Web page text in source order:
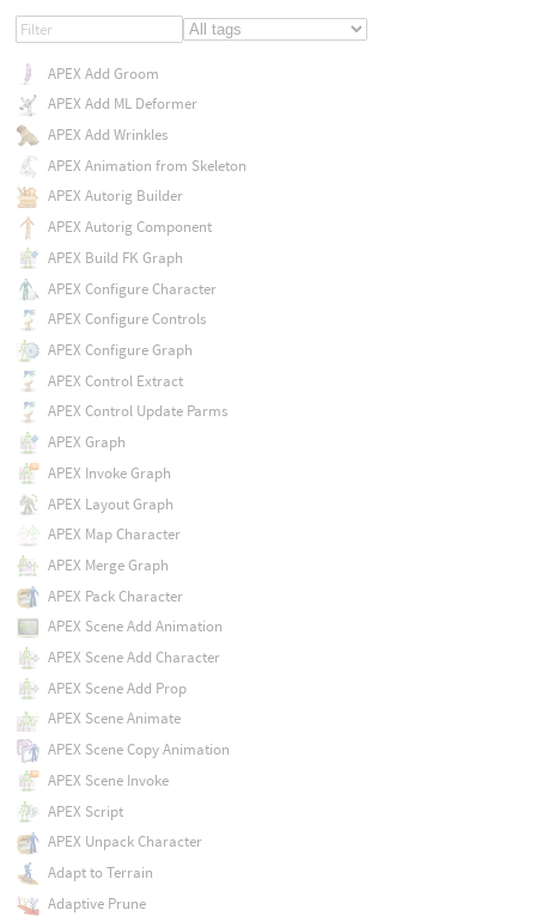
APEX Add Groom
APEX Add ML Deformer
APEX Add Wrinkles
APEX Animation from Skeleton
APEX Autorig Builder
APEX Autorig Component
APEX Build FK Graph
APEX Configure Character
APEX Configure Controls
APEX Configure Graph
APEX Control Extract
APEX Control Update Parms
APEX Graph
APEX Invoke Graph
APEX Layout Graph
APEX Map Character
APEX Merge Graph
APEX Pack Character
APEX Scene Add Animation
APEX Scene Add Character
APEX Scene Add Prop
APEX Scene Animate
APEX Scene Copy Animation
APEX Scene Invoke
APEX Script
APEX Unpack Character
Adapt to Terrain
Adaptive Prune